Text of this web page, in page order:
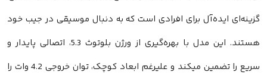
گزینه‌ای ایده‌آل برای افرادی است که به دنبال موسیقی در جیب خود
هستند. این مدل با بهره‌گیری از ورژن بلوتوث 5.3، اتصالی پایدار و
سریع را تضمین میکند و علیرغم ابعاد کوچک، توان خروجی 4.2 وات را